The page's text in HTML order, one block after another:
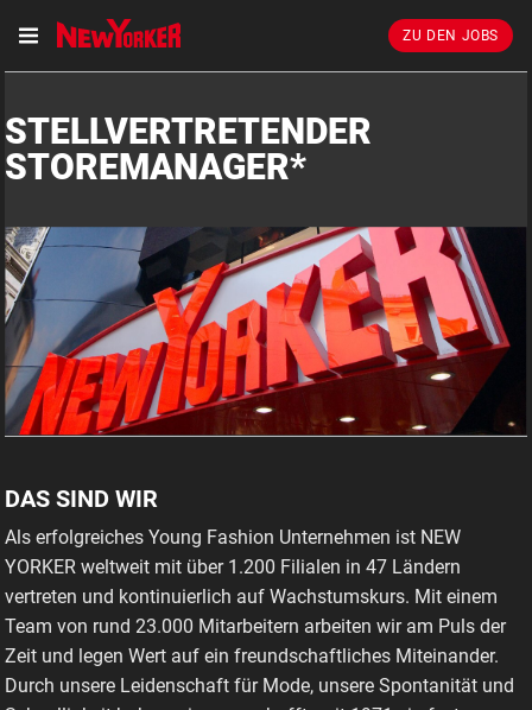
ZU DEN JOBS
STELLVERTRETENDER
STOREMANAGER*
DAS SIND WIR
Als erfolgreiches Young Fashion Unternehmen ist NEW
YORKER weltweit mit über 1.200 Filialen in 47 Ländern
vertreten und kontinuierlich auf Wachstumskurs. Mit einem
Team von rund 23.000 Mitarbeitern arbeiten wir am Puls der
Zeit und legen Wert auf ein freundschaftliches Miteinander.
Durch unsere Leidenschaft für Mode, unsere Spontanität und